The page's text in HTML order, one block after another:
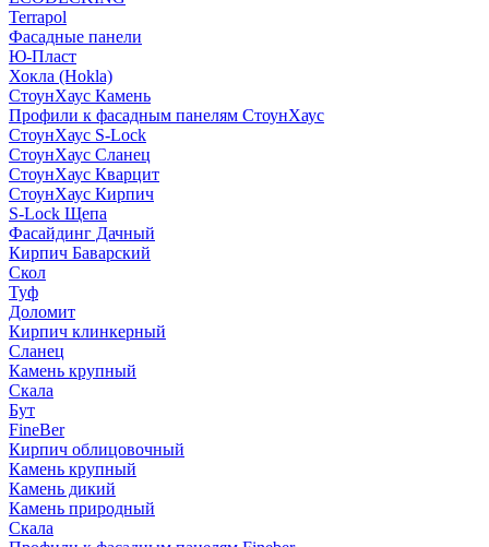
Terrapol
Фасадные панели
Ю-Пласт
Хокла (Hokla)
СтоунХаус Камень
Профили к фасадным панелям СтоунХаус
СтоунХаус S-Lock
СтоунХаус Сланец
СтоунХаус Кварцит
СтоунХаус Кирпич
S-Lock Щепа
Фасайдинг Дачный
Кирпич Баварский
Скол
Туф
Доломит
Кирпич клинкерный
Сланец
Камень крупный
Скала
Бут
FineBer
Кирпич облицовочный
Камень крупный
Камень дикий
Камень природный
Скала